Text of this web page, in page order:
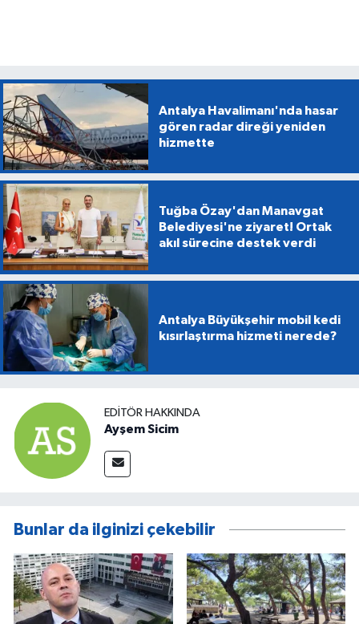
Antalya Havalimanı'nda hasar
gören radar direği yeniden
hizmette
Tuğba Özay'dan Manavgat
Belediyesi'ne ziyaret! Ortak
akıl sürecine destek verdi
Antalya Büyükşehir mobil kedi
kısırlaştırma hizmeti nerede?
EDITÖR HAKKINDA
Ayşem Sicim
Bunlar da ilginizi çekebilir